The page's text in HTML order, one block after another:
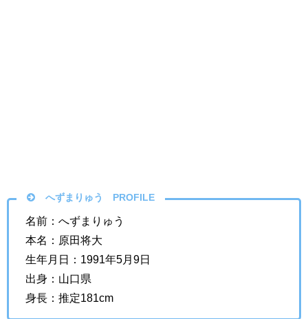
へずまりゅう PROFILE
名前：へずまりゅう
本名：原田将大
生年月日：1991年5月9日
出身：山口県
身長：推定181cm